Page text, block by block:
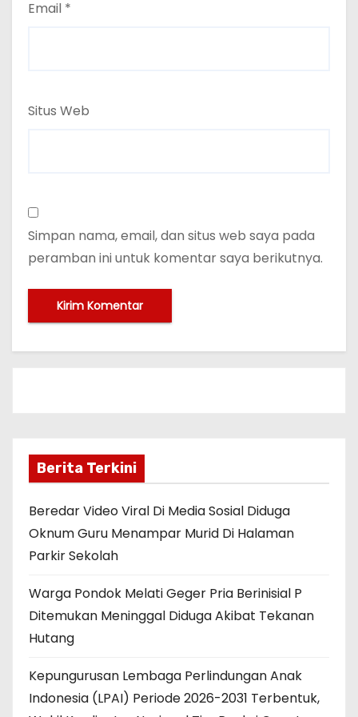
Email *
Situs Web
Simpan nama, email, dan situs web saya pada
peramban ini untuk komentar saya berikutnya.
Berita Terkini
Beredar Video Viral Di Media Sosial Diduga
Oknum Guru Menampar Murid Di Halaman
Parkir Sekolah
Warga Pondok Melati Geger Pria Berinisial P
Ditemukan Meninggal Diduga Akibat Tekanan
Hutang
Kepungurusan Lembaga Perlindungan Anak
Indonesia (LPAI) Periode 2026-2031 Terbentuk,